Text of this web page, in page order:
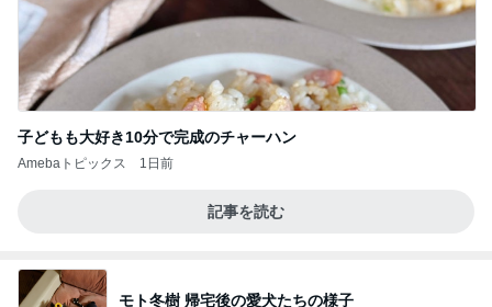
子どもも大好き10分で完成のチャーハン
Amebaトピックス 1日前
記事を読む
モト冬樹 帰宅後の愛犬たちの様子